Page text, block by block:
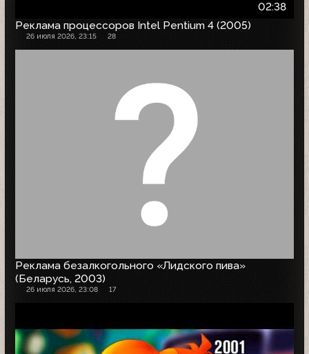
02:38
Реклама процессоров Intel Pentium 4 (2005)
26 июля 2026, 23:15 28
Реклама безалкогольного «Лидского пива»
(Беларусь, 2003)
26 июля 2026, 23:08 17